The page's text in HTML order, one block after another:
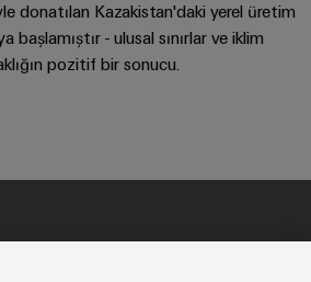
donatılan Kazakistan'daki yerel üretim
başlamıştır - ulusal sınırlar ve iklim
pozitif bir sonucu.